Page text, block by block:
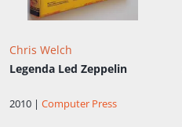
Chris Welch
Legenda Led Zeppelin
2010 | Computer Press